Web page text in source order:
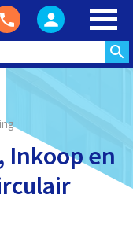
Inkoop en